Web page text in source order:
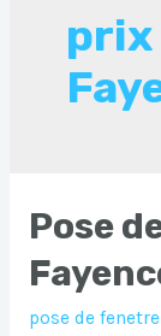
prix
Pose
pose de